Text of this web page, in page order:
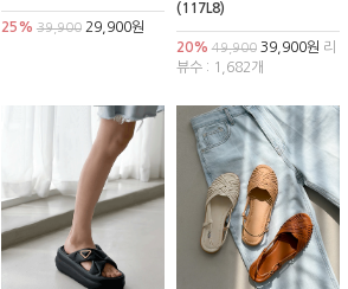
25% 39,90029,900원
(117L8)
20% 49,90039,900원 리
뷰수 : 1,682개